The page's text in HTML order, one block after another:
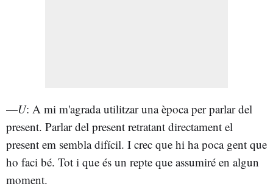
—U: A mi m'agrada utilitzar una època per parlar del
present. Parlar del present retratant directament el
present em sembla difícil. I crec que hi ha poca gent que
ho faci bé. Tot i que és un repte que assumiré en algun
moment.